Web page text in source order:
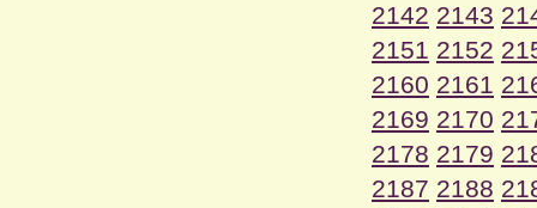
2142 2143
2151 2152
2160 2161
2169 2170
2178 2179
2187 2188